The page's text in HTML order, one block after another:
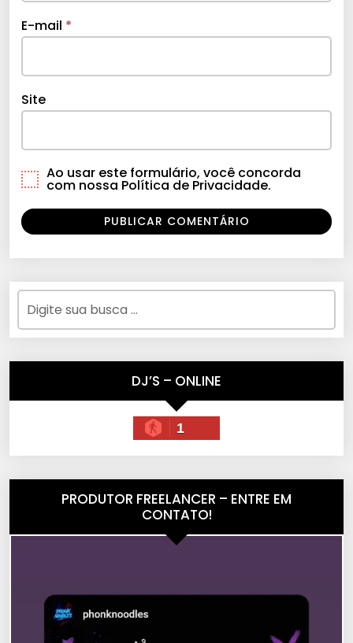
E-mail *
Site
Ao usar este formulário, você concorda
com nossa Política de Privacidade.
DJ’S – ONLINE
1
PRODUTOR FREELANCER – ENTRE EM
CONTATO!